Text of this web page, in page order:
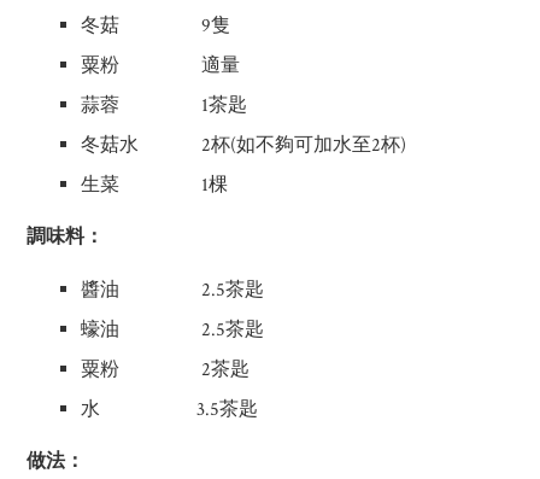
冬菇 9隻
粟粉 適量
蒜蓉 1茶匙
冬菇水 2杯(如不夠可加水至2杯)
生菜 1棵
調味料：
醬油 2.5茶匙
蠔油 2.5茶匙
粟粉 2茶匙
水 3.5茶匙
做法：